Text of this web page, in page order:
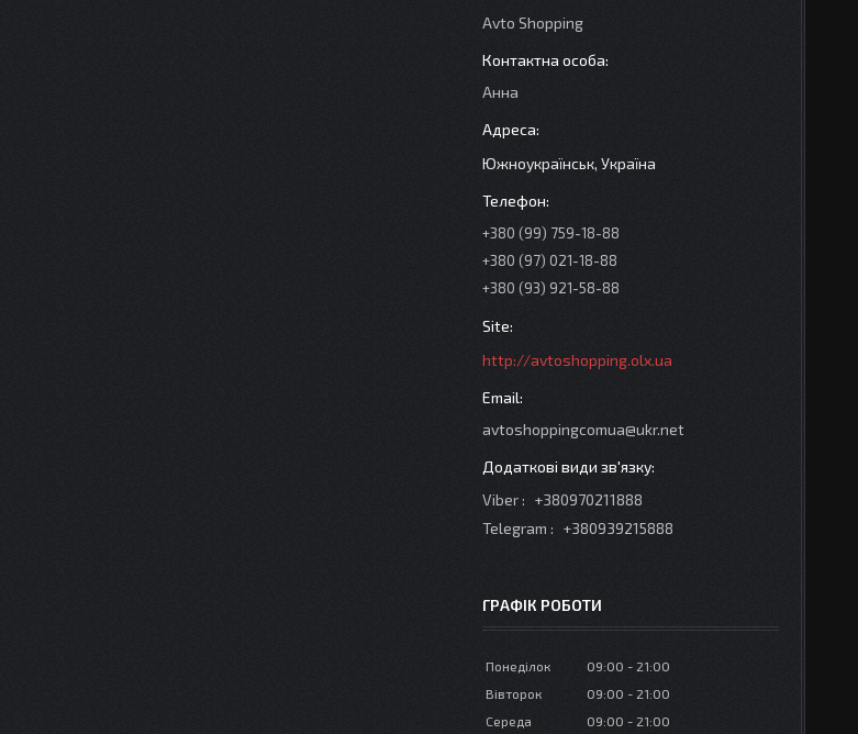
Avto Shopping
Анна
Южноукраїнськ, Україна
+380 (99) 759-18-88
+380 (97) 021-18-88
+380 (93) 921-58-88
http://avtoshopping.olx.ua
avtoshoppingcomua@ukr.net
Viber
+380970211888
Telegram
+380939215888
ГРАФІК РОБОТИ
Понеділок 09:00
21:00
Вівторок
09:00
21:00
Середа
09:00 21:00